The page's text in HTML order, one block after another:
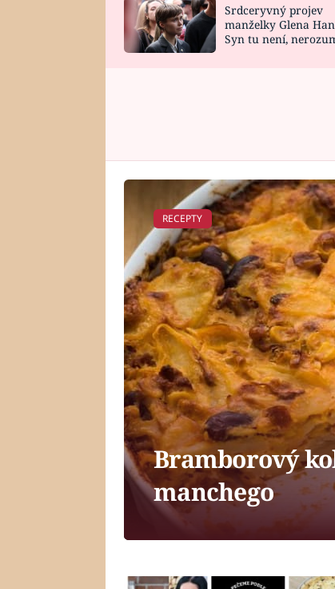
HOROSKOP NA
CELEBRITY
VAŘENÍ
Srdceryvný projev
manželky Glena
Syn tu není,
RECEPTY
Bramborový
manchego